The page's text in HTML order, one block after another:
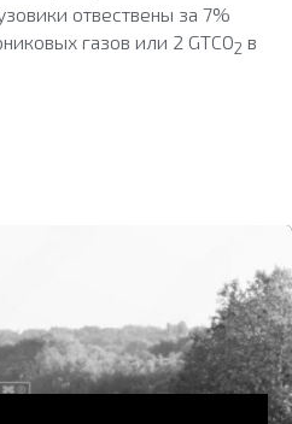
отвествены за 7%
газов или 2 GTCO2 в